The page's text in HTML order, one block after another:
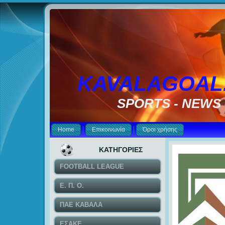
SPORTS - NEWS
Home Επικοινωνία Όροι χρήσης
ΚΑΤΗΓΟΡΙΕΣ
FOOTBALL LEAGUE
Ε. Π. Ο.
ΠΑΕ ΚΑΒΑΛΑ